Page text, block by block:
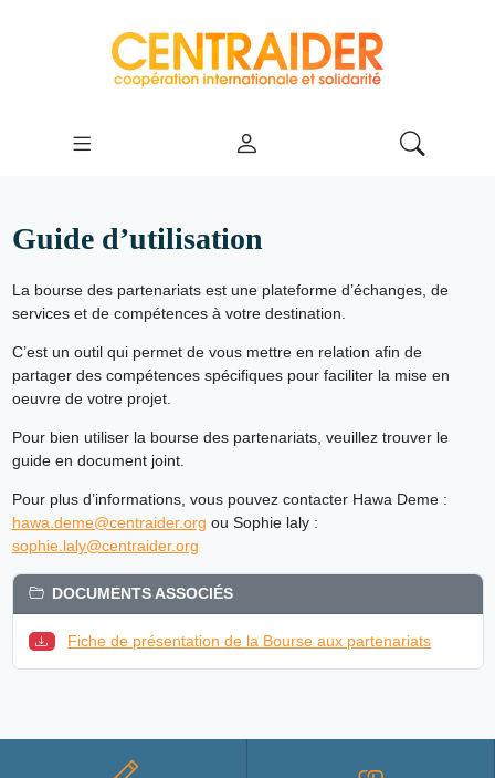
Guide d’utilisation
La bourse des partenariats est une plateforme d’échanges, de
services et de compétences à votre destination.
C’est un outil qui permet de vous mettre en relation afin de
partager des compétences spécifiques pour faciliter la mise en
oeuvre de votre projet.
Pour bien utiliser la bourse des partenariats, veuillez trouver le
guide en document joint.
Pour plus d’informations, vous pouvez contacter Hawa Deme :
hawa.deme@centraider.org ou Sophie laly :
sophie.laly@centraider.org
DOCUMENTS ASSOCIÉS
Fiche de présentation de la Bourse aux partenariats